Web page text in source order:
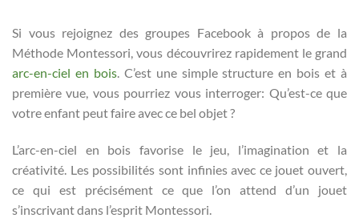
Si vous rejoignez des groupes Facebook à propos de la
Méthode Montessori, vous découvrirez rapidement le grand
arc-en-ciel en bois. C’est une simple structure en bois et à
première vue, vous pourriez vous interroger: Qu’est-ce que
votre enfant peut faire avec ce bel objet ?
L’arc-en-ciel en bois favorise le jeu, l’imagination et la
créativité. Les possibilités sont infinies avec ce jouet ouvert,
ce qui est précisément ce que l’on attend d’un jouet
s’inscrivant dans l’esprit Montessori.